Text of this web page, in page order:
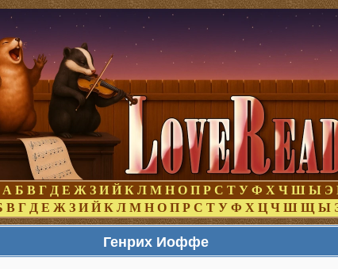
А Б В Г Д Е Ж З И Й К Л М Н О П Р С Т У Ф Х Ч Ш Ы Э
В Г Д Е Ж З И Й К Л М Н О П Р С Т У Ф Х Ц Ч Ш Щ Ы
Генрих Иоффе